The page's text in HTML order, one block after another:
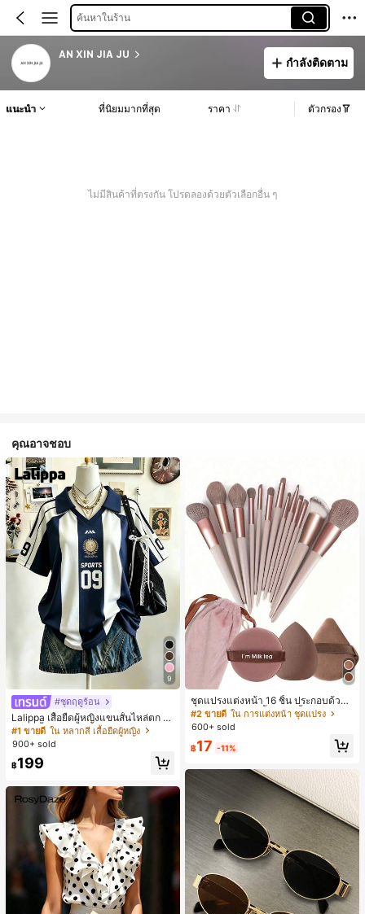
ค้นหาในร้าน
AN XIN JIA JU
กำลังติดตาม
แนะนำ ที่นิยมมากที่สุด ราคา ตัวกรอง
ไม่มีสินค้าที่ตรงกัน โปรดลองด้วยตัวเลือกอื่น ๆ
คุณอาจชอบ
9
#ชุดฤดูร้อน
Lalippa เสื้อยืดผู้หญิงแขนสั้นไหล่ตก ค
อวีปกเสื้อ ลายพิมพ์ดิจิทัลลายทาง สไตล์
สปอร์ตแฟชั่นมินิมอล ของขวัญสำหรับเ
พื่อน
#1 ขายดี ใน หลากสี เสื้อยืดผู้หญิง
900+ sold
฿199
ชุดแปรงแต่งหน้า 16 ชิ้น ประกอบด้วยแ
ปรงแต่งหน้า 13 ชิ้น, ฟองน้ำแต่งหน้ารู
ปหยดน้ำ 1 ชิ้น, แปรงแป้งรองพื้นกลม 1
1 ชิ้น - ชุดคลาสสิก ทำจากขนสังเคราะ
หญิงและเด็กผู้หญิง เหมาะสำหรับฤดูใบ
ไม้ร่วงและฤดูหนาว
#2 ขายดี ใน การแต่งหน้า ชุดแปรง
600+ sold
฿17 -11%